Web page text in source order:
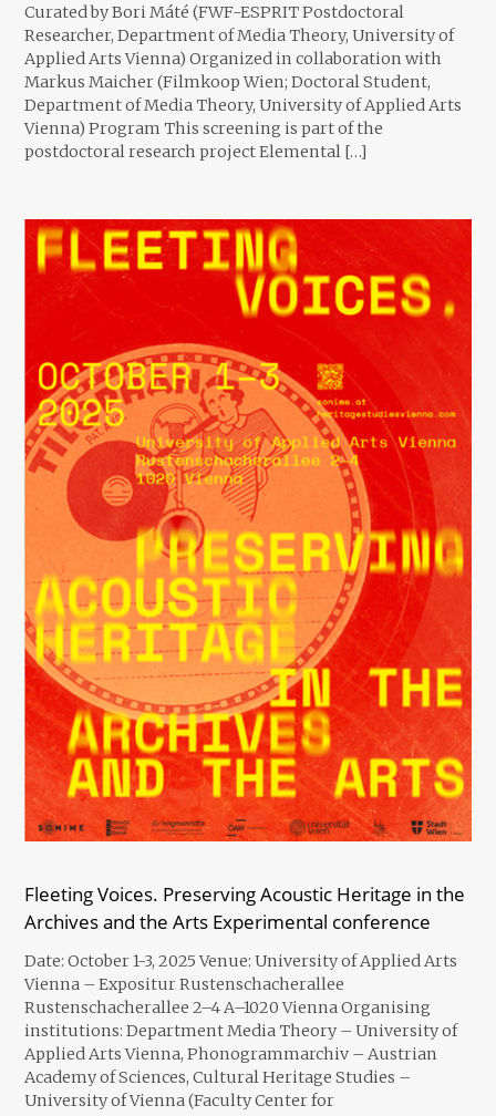
Curated by Bori Máté (FWF-ESPRIT Postdoctoral
Researcher, Department of Media Theory, University of
Applied Arts Vienna) Organized in collaboration with
Markus Maicher (Filmkoop Wien; Doctoral Student,
Department of Media Theory, University of Applied Arts
Vienna) Program This screening is part of the
postdoctoral research project Elemental […]
Fleeting Voices. Preserving Acoustic Heritage in the
Archives and the Arts Experimental conference
Date: October 1-3, 2025 Venue: University of Applied Arts
Vienna – Expositur Rustenschacherallee
Rustenschacherallee 2–4 A–1020 Vienna Organising
institutions: Department Media Theory – University of
Applied Arts Vienna, Phonogrammarchiv – Austrian
Academy of Sciences, Cultural Heritage Studies –
University of Vienna (Faculty Center for